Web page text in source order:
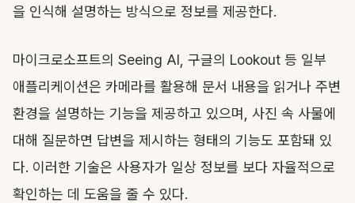
을 인식해 설명하는 방식으로 정보를 제공한다.
마이크로소프트의 Seeing AI, 구글의 Lookout 등 일부
애플리케이션은 카메라를 활용해 문서 내용을 읽거나 주변
환경을 설명하는 기능을 제공하고 있으며, 사진 속 사물에
대해 질문하면 답변을 제시하는 형태의 기능도 포함돼 있
다. 이러한 기술은 사용자가 일상 정보를 보다 자율적으로
확인하는 데 도움을 줄 수 있다.